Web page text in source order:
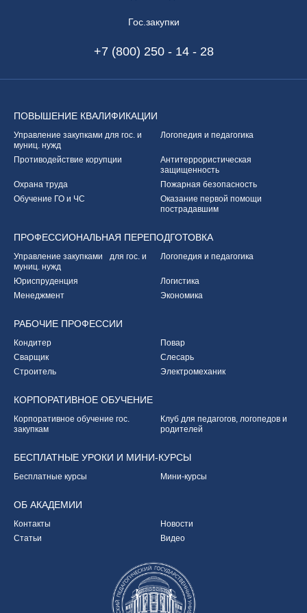
Гос.закупки
+7 (800) 250 - 14 - 28
ПОВЫШЕНИЕ КВАЛИФИКАЦИИ
Управление закупками для гос. и
муниц. нужд
Логопедия и педагогика
Противодействие корупции
Антитеррористическая
защищенность
Охрана труда
Пожарная безопасность
Обучение ГО и ЧС
Оказание первой помощи
пострадавшим
ПРОФЕССИОНАЛЬНАЯ ПЕРЕПОДГОТОВКА
Управление закупками для гос. и
муниц. нужд
Логопедия и педагогика
Юриспруденция
Логистика
Менеджмент
Экономика
РАБОЧИЕ ПРОФЕССИИ
Кондитер
Повар
Сварщик
Слесарь
Строитель
Электромеханик
КОРПОРАТИВНОЕ ОБУЧЕНИЕ
Корпоративное обучение гос.
закупкам
Клуб для педагогов, логопедов и
родителей
БЕСПЛАТНЫЕ УРОКИ И МИНИ-КУРСЫ
Бесплатные курсы Мини-курсы
ОБ АКАДЕМИИ
Контакты
Новости
Статьи
Видео